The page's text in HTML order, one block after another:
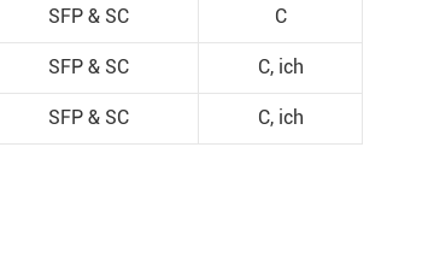
SFP & SC C
SFP & SC C, ich
SFP & SC C, ich